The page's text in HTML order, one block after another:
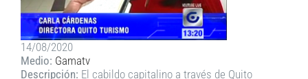
14/08/2020
Medio: Gamatv
Descripción: El cabildo capitalino a través de Quito